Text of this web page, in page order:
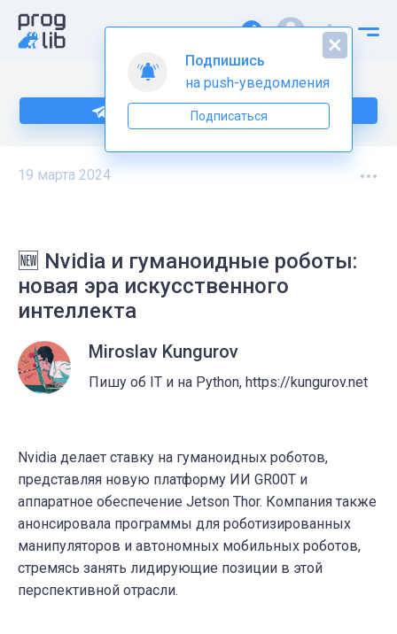
Подпишитесь на нас в Telegram
19 марта 2024
🆕 Nvidia и гуманоидные роботы:
новая эра искусственного
интеллекта
Miroslav Kungurov
Пишу об IT и на Python, https://kungurov.net
Nvidia делает ставку на гуманоидных роботов,
представляя новую платформу ИИ GR00T и
аппаратное обеспечение Jetson Thor. Компания также
анонсировала программы для роботизированных
манипуляторов и автономных мобильных роботов,
стремясь занять лидирующие позиции в этой
перспективной отрасли.
Подпишись
на push-уведомления
Подписаться